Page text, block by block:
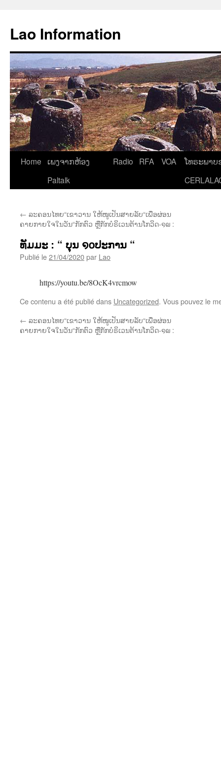
contenu
Lao Information
Home
ເພງຈາກຫ້ອງ
Paltalk
Radio RFA VOA
ໂທຣະພາບ
← ລະຄອນໄທຍ“ເຂາວານ ໃຫ້ໜູເປັນສາຍລັບ“ເພື່ອຜ່ອນ
ຄາຍກາຍໃຈໃນວັນ“ກັກຕົວ ຫຼືກັກບໍຣິເວນຕ້ານໂກວິດ-໑໙ :
ທັມມະ : “ ບຸນ ໑໐ປະການ “
Publié le21/04/2020par Lao
https://youtu.be/8OcK4vrcmow
Ce contenu a été publié dans Uncategorized. Vous pouvez le
← ລະຄອນໄທຍ“ເຂາວານ ໃຫ້ໜູເປັນສາຍລັບ“ເພື່ອຜ່ອນ
ຄາຍກາຍໃຈໃນວັນ“ກັກຕົວ ຫຼືກັກບໍຣິເວນຕ້ານໂກວິດ-໑໙ :